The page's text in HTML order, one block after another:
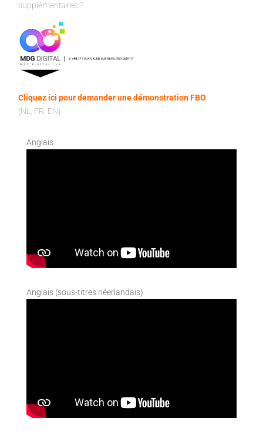
supplémentaires ?
Cliquez ici pour demander une démonstration FBO
(NL, FR, EN)
Anglais
Anglais (sous-titres néerlandais)